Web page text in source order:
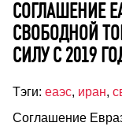
СОГЛАШЕНИЕ
СВОБОДНОЙ
СИЛУ С 2019
Тэги: еаэс, иран,
Соглашение